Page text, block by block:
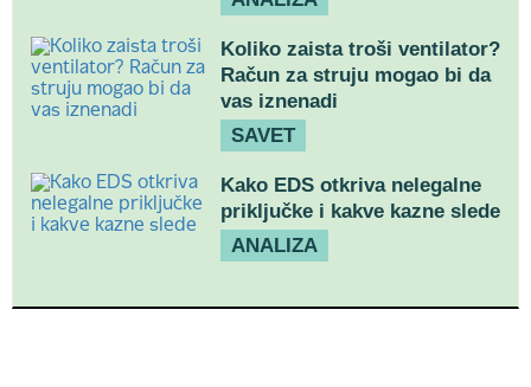
Koliko zaista troši ventilator?
Račun za struju mogao bi da
vas iznenadi
SAVET
Kako EDS otkriva nelegalne
priključke i kakve kazne slede
ANALIZA